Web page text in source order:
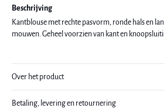
Beschrijving
Kantblouse met rechte pasvorm, ronde hals en
mouwen. Geheel voorzien van kant en
Over het product
Betaling, levering en retournering